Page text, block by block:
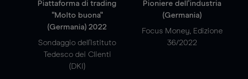
Piattaforma di trading
"Molto buona"
(Germania) 2022
Sondaggio dell'Istituto
Tedesco dei Clienti
(DKI)
Pioniere dell'industria
(Germania)
Focus Money, Edizione
36/2022